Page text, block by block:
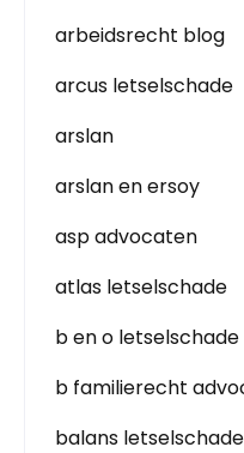
arbeidsrecht blog
arcus letselschade
arslan
arslan en ersoy
asp advocaten
atlas letselschade
b en o letselschade
b familierecht
balans letselschade